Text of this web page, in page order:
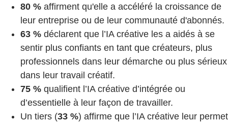
80 % affirment qu'elle a accéléré la croissance de
leur entreprise ou de leur communauté d'abonnés.
63 % déclarent que l’IA créative les a aidés à se
sentir plus confiants en tant que créateurs, plus
professionnels dans leur démarche ou plus sérieux
dans leur travail créatif.
75 % qualifient l’IA créative d’intégrée ou
d’essentielle à leur façon de travailler.
Un tiers (33 %) affirme que l’IA créative leur permet